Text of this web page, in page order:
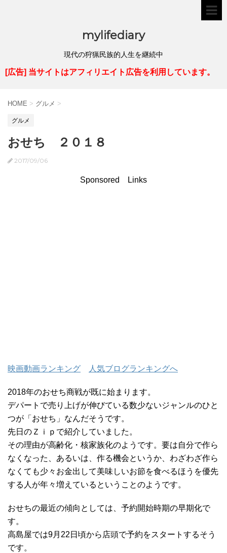
mylifediary
現代の狩猟民族的人生を継続中
[広告] 当サイトはアフィリエイト広告を利用しています。
HOME > グルメ >
グルメ
おせち ２０１８
2017/09/06
Sponsored Links
映画動画ランキング 人気ブログランキングへ
2018年のおせち商戦が既に始まります。
デパートで売り上げが伸びている数少ないジャンルのひと
つが「おせち」なんだそうです。
先日のＺｉｐで紹介していました。
その理由が高齢化・核家族化のようです。要は自分で作ら
なくなった、あるいは、作る機会というか、わざわざ作ら
なくても少々お金出して美味しいお節を食べるほうを優先
する人が年々増えているということのようです。
おせちの最近の傾向としては、予約開始時期の早期化で
す。
高島屋では9月22日頃から店頭で予約をスタートするそう
です。